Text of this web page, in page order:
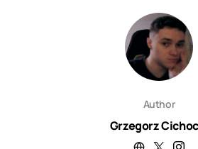
Author
Grzegorz